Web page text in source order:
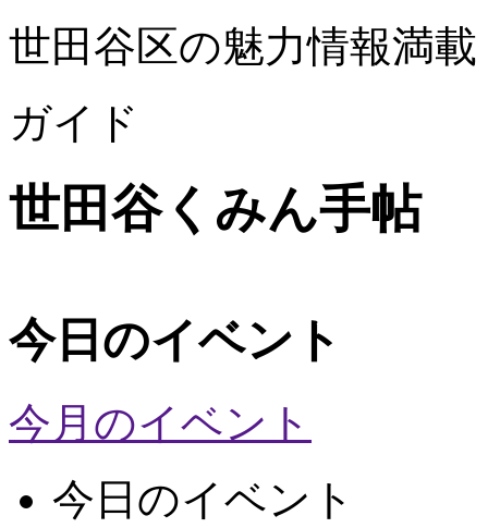
世田谷区の魅力情報満載
ガイド
世田谷くみん手帖
今日のイベント
今月のイベント
今日のイベント